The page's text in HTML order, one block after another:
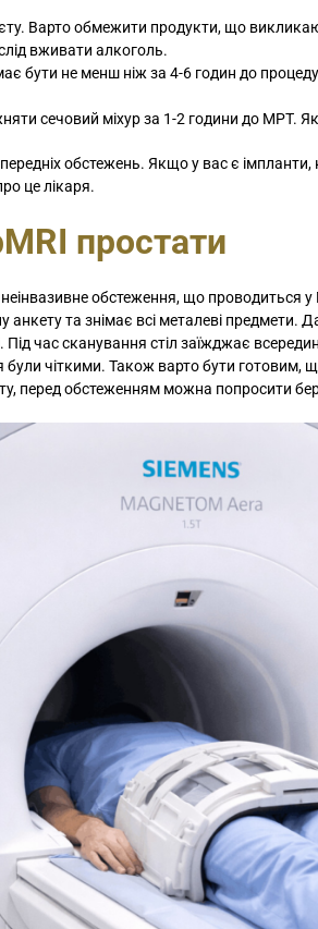
Варто обмежити продукти, що
вживати алкоголь.
бути не менш ніж за 4-6 годин до
сечовий міхур за 1-2 години до МРТ.
обстежень. Якщо у вас є імпланти,
це лікаря.
простати
обстеження, що проводиться
анкету та знімає всі металеві предмети.
Під час сканування стіл заїжджає
чіткими. Також варто бути готовим,
перед обстеженням можна попросити